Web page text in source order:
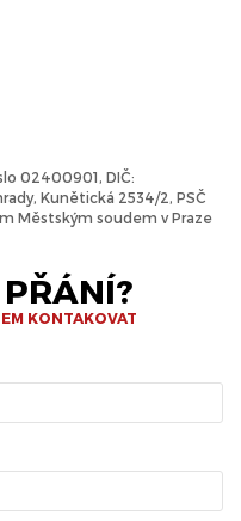
02400901, DIČ:
Kunětická 2534/2, PSČ
Městským soudem v Praze
KONTAKOVAT